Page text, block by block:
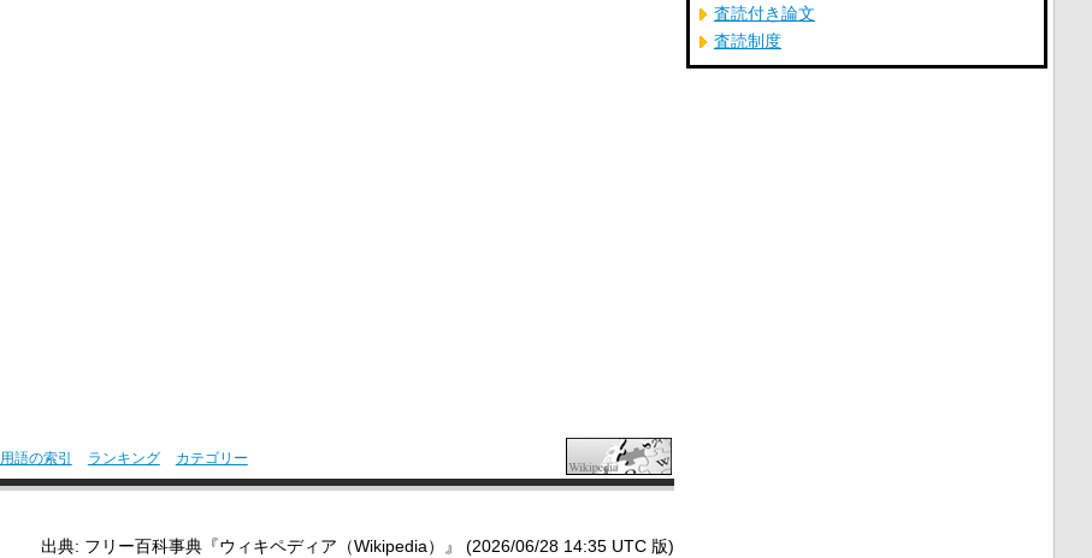
用語の索引 ランキング カテゴリー
出典: フリー百科事典『ウィキペディア（Wikipedia）』 (2026/06/28 14:35 UTC 版)
査読付き論文
査読制度